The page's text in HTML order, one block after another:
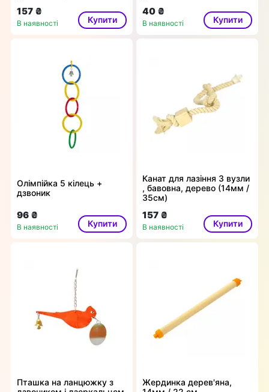
157 ₴
В наявності Купити
40 ₴
В наявності Купити
Олімпійка 5 кілець +
дзвоник
96 ₴
В наявності Купити
Канат для лазіння 3 вузли
, бавовна, дерево (14мм /
35см)
157 ₴
В наявності Купити
Пташка на ланцюжку з
Жердинка дерев'яна,